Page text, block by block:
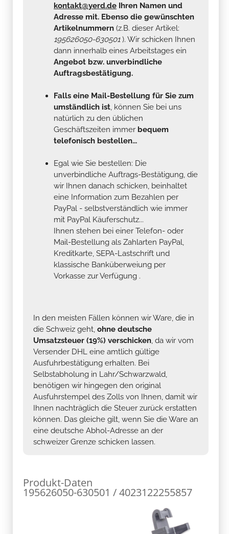
kontakt@yerd.de Ihren Namen und
Adresse mit. Ebenso die gewünschten
Artikelnummern (z.B. dieser Artikel:
195626050-630501). Wir schicken Ihnen
dann innerhalb eines Arbeitstages ein
Angebot bzw. unverbindliche
Auftragsbestätigung.
Falls eine Mail-Bestellung für Sie zum
umständlich ist, können Sie bei uns
natürlich zu den üblichen
Geschäftszeiten immer bequem
telefonisch bestellen...
Egal wie Sie bestellen: Die
unverbindliche Auftrags-Bestätigung, die
wir Ihnen danach schicken, beinhaltet
eine Information zum Bezahlen per
PayPal - selbstverständlich wie immer
mit PayPal Käuferschutz...
Ihnen stehen bei einer Telefon- oder
Mail-Bestellung als Zahlarten PayPal,
Kreditkarte, SEPA-Lastschrift und
klassische Banküberweiung per
Vorkasse zur Verfügung .
In den meisten Fällen können wir Ware, die in
die Schweiz geht, ohne deutsche
Umsatzsteuer (19%) verschicken, da wir vom
Versender DHL eine amtlich gültige
Ausfuhrbestätigung erhalten. Bei
Selbstabholung in Lahr/Schwarzwald,
benötigen wir hingegen den original
Ausfuhrstempel des Zolls von Ihnen, damit wir
Ihnen nachträglich die Steuer zurück erstatten
können. Das gleiche gilt, wenn Sie die Ware an
eine deutsche Abhol-Adresse an der
schweizer Grenze schicken lassen.
Produkt-Daten
195626050-630501 / 4023122255857